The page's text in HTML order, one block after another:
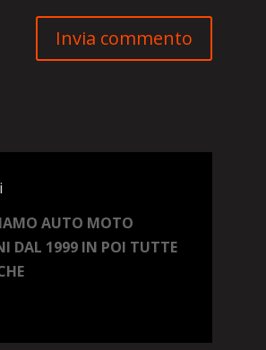
AUTO MOTO
DAL 1999 IN POI TUTTE